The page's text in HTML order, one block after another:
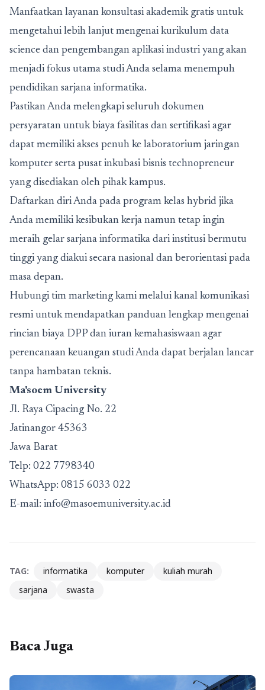
Manfaatkan layanan konsultasi akademik gratis untuk
mengetahui lebih lanjut mengenai kurikulum data
science dan pengembangan aplikasi industri yang akan
menjadi fokus utama studi Anda selama menempuh
pendidikan sarjana informatika.
Pastikan Anda melengkapi seluruh dokumen
persyaratan untuk biaya fasilitas dan sertifikasi agar
dapat memiliki akses penuh ke laboratorium jaringan
komputer serta pusat inkubasi bisnis technopreneur
yang disediakan oleh pihak kampus.
Daftarkan diri Anda pada program kelas hybrid jika
Anda memiliki kesibukan kerja namun tetap ingin
meraih gelar sarjana informatika dari institusi bermutu
tinggi yang diakui secara nasional dan berorientasi pada
masa depan.
Hubungi tim marketing kami melalui kanal komunikasi
resmi untuk mendapatkan panduan lengkap mengenai
rincian biaya DPP dan iuran kemahasiswaan agar
perencanaan keuangan studi Anda dapat berjalan lancar
tanpa hambatan teknis.
Ma'soem University
Jl. Raya Cipacing No. 22
Jatinangor 45363
Jawa Barat
Telp: 022 7798340
WhatsApp: 0815 6033 022
E-mail: info@masoemuniversity.ac.id
TAG: informatika komputer
kuliah murah
sarjana
swasta
Baca Juga